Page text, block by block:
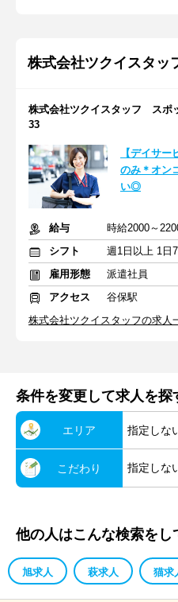
株式会社ツクイスタッ
株式会社ツクイスタッフ スポ
33
【デイサ
のみ＊オン
い◎
給与
時給2000～
シフト
週1日以上 1日
雇用形態
派遣社員
アクセス
谷保駅
株式会社ツクイスタッフの求人
条件を変更して求人を探
エリア 指定しな
こだわり 指定しな
他の人はこんな検索をし
旭求人 萩求人 猫求